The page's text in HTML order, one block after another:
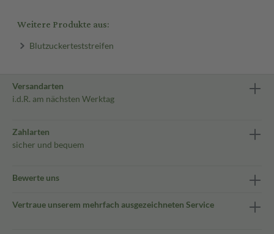
Weitere Produkte aus:
Blutzuckerteststreifen
Versandarten
i.d.R. am nächsten Werktag
Zahlarten
sicher und bequem
Bewerte uns
Vertraue unserem mehrfach ausgezeichneten Service